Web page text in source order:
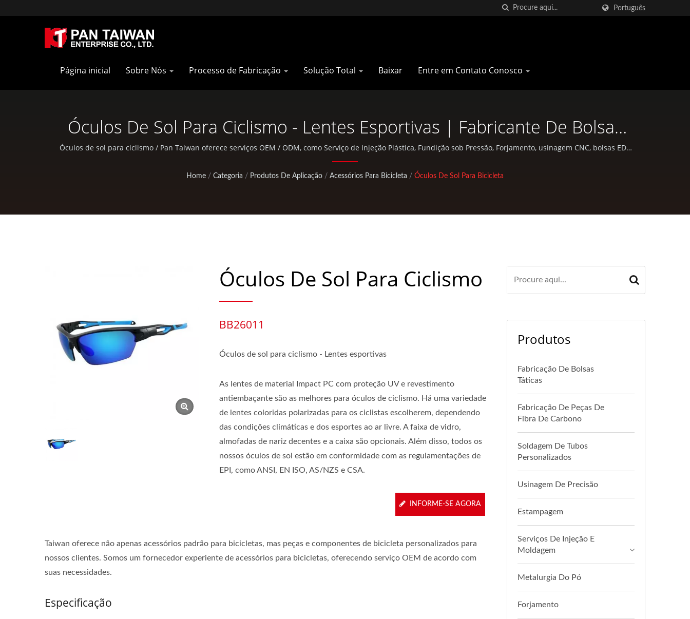
Português
Página inicial Sobre Nós Processo de Fabricação Solução Total Baixar Entre em Contato Conosco
Óculos De Sol Para Ciclismo - Lentes Esportivas | Fabricante De Bolsas
Táticas Militares & Mochilas Militares | Pan Taiwan
Óculos de sol para ciclismo / Pan Taiwan oferece serviços OEM / ODM, como Serviço de Injeção Plástica, Fundição sob Pressão, Forjamento, usinagem CNC, bolsas EDC
e peças padrão para bicicletas e atividades ao ar livre.
Home / Categoria / Produtos De Aplicação / Acessórios Para Bicicleta / Óculos De Sol Para Bicicleta
Óculos De Sol Para Ciclismo
BB26011
Óculos de sol para ciclismo - Lentes esportivas
As lentes de material Impact PC com proteção UV e revestimento
antiembaçante são as melhores para óculos de ciclismo. Há uma variedade
de lentes coloridas polarizadas para os ciclistas escolherem, dependendo
das condições climáticas e dos esportes ao ar livre. A faixa de vidro,
almofadas de nariz decentes e a caixa são opcionais. Além disso, todos os
nossos óculos de sol estão em conformidade com as regulamentações de
EPI, como ANSI, EN ISO, AS/NZS e CSA.
INFORME-SE AGORA
Taiwan oferece não apenas acessórios padrão para bicicletas, mas peças e componentes de bicicleta personalizados para
nossos clientes. Somos um fornecedor experiente de acessórios para bicicletas, oferecendo serviço OEM de acordo com
suas necessidades.
Especificação
Produtos
Fabricação De Bolsas
Táticas
Fabricação De Peças De
Fibra De Carbono
Soldagem De Tubos
Personalizados
Usinagem De Precisão
Estampagem
Serviços De Injeção E
Moldagem
Metalurgia Do Pó
Forjamento